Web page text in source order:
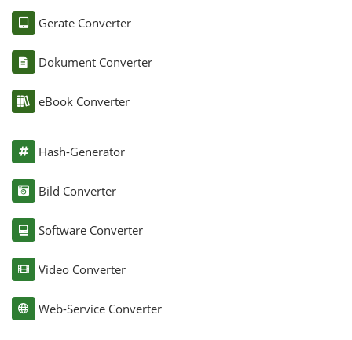
Geräte Converter
Dokument Converter
eBook Converter
Hash-Generator
Bild Converter
Software Converter
Video Converter
Web-Service Converter